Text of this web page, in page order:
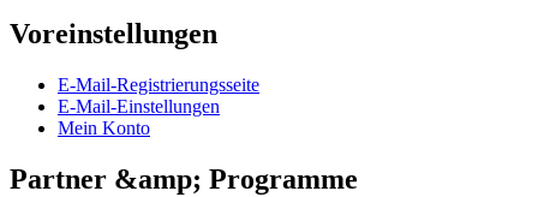
Voreinstellungen
E-Mail-Registrierungsseite
E-Mail-Einstellungen
Mein Konto
Partner &amp; Programme